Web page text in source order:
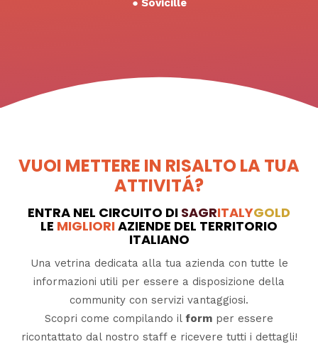
● Sovicille
VUOI METTERE IN RISALTO LA TUA
ATTIVITÁ?
ENTRA NEL CIRCUITO DI SAGRITALYGOLD
LE MIGLIORIAZIENDE DEL TERRITORIO
ITALIANO
Una vetrina dedicata alla tua azienda con tutte le
informazioni utili per essere a disposizione della
community con servizi vantaggiosi.
Scopri come compilando il form per essere
ricontattato dal nostro staff e ricevere tutti i dettagli!